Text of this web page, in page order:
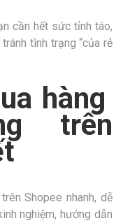
cần hết sức tỉnh táo,
tình trạng “của rẻ
hàng
trên
Shopee nhanh, dễ
nghiệm, hướng dẫn